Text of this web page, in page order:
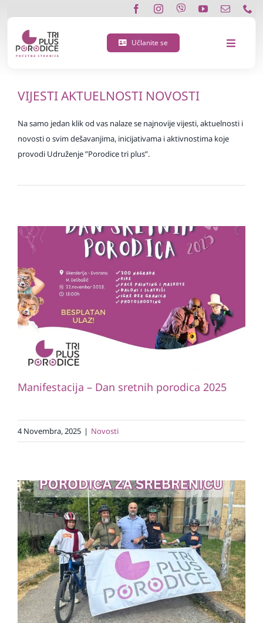
content
Učlanite se
Toggle
O nama
Učlanite se
Porodična 3 plus kartica
Podržite nas
Vijesti
Kontakt
VIJESTI AKTUELNOSTI NOVOSTI
Na samo jedan klik od vas nalaze se najnovije vijesti, aktuelnosti i
novosti o svim dešavanjima, inicijativama i aktivnostima koje
provodi Udruženje ”Porodice tri plus”.
Manifestacija – Dan sretnih porodica
2025
Manifestacija – Dan sretnih porodica 2025
4 Novembra, 2025 | Novosti
Porodice za SREBRENICU!
Novosti